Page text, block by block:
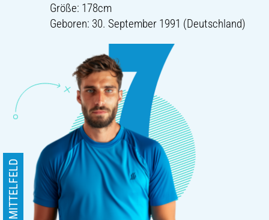
Größe: 178cm
Geboren: 30. September 1991 (Deutschland)
MITTELFELD